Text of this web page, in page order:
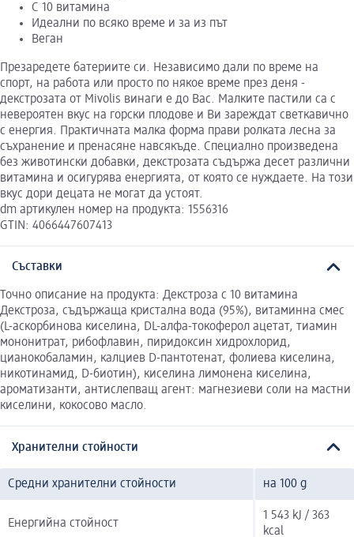
С 10 витамина
Идеални по всяко време и за из път
Веган
Презаредете батериите си. Независимо дали по време на
спорт, на работа или просто по някое време през деня -
декстрозата от Mivolis винаги е до Вас. Малките пастили са с
невероятен вкус на горски плодове и Ви зареждат светкавично
с енергия. Практичната малка форма прави ролката лесна за
съхранение и пренасяне навсякъде. Специално произведена
без животински добавки, декстрозата съдържа десет различни
витамина и осигурява енергията, от която се нуждаете. На този
вкус дори децата не могат да устоят.
dm артикулен номер на продукта: 1556316
GTIN: 4066447607413
Съставки
Точно описание на продукта: Декстроза с 10 витамина
Декстроза, съдържаща кристална вода (95%), витаминна смес
(L-аскорбинова киселина, DL-алфа-токоферол ацетат, тиамин
мононитрат, рибофлавин, пиридоксин хидрохлорид,
цианокобаламин, калциев D-пантотенат, фолиева киселина,
никотинамид, D-биотин), киселина лимонена киселина,
ароматизанти, антислепващ агент: магнезиеви соли на мастни
киселини, кокосово масло.
Хранителни стойности
Средни хранителни стойности на 100 g
Енергийна стойност
1 543 kJ / 363
kcal